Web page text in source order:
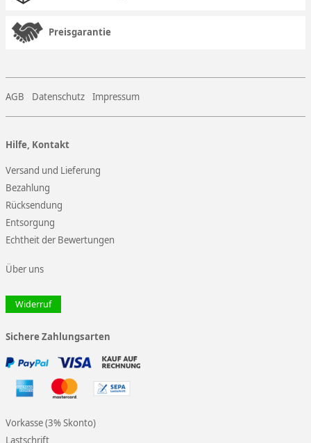
Preisgarantie
AGB Datenschutz Impressum
Hilfe, Kontakt
Versand und Lieferung
Bezahlung
Rücksendung
Entsorgung
Echtheit der Bewertungen
Über uns
Widerruf
Sichere Zahlungsarten
Vorkasse (3% Skonto)
Lastschrift